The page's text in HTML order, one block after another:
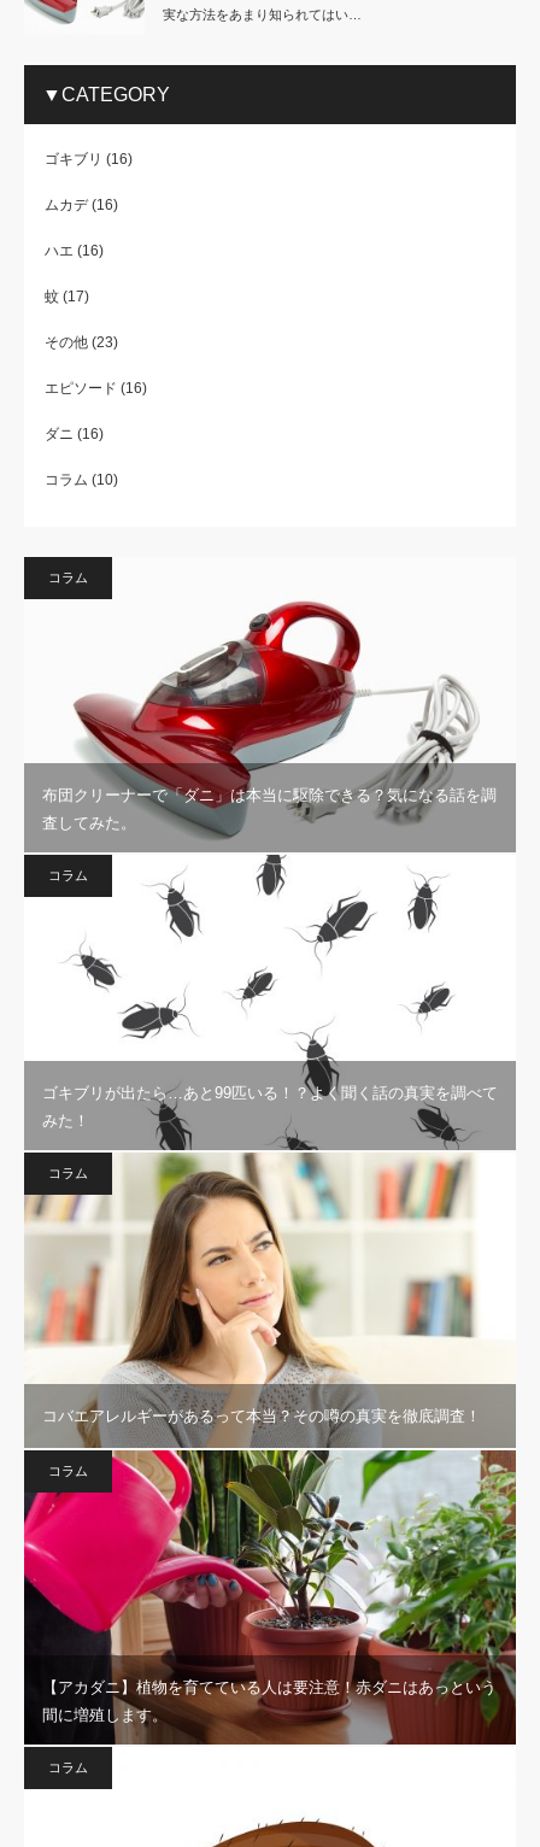
実な方法をあまり知られてはい…
▼CATEGORY
ゴキブリ (16)
ムカデ(16)
ハエ (16)
蚊 (17)
その他 (23)
エピソード (16)
ダニ (16)
コラム (10)
コラム
布団クリーナーで「ダニ」は本当に駆除できる？気になる話を調
査してみた。
コラム
ゴキブリが出たら…あと99匹いる！？よく聞く話の真実を調べて
みた！
コラム
コバエアレルギーがあるって本当？その噂の真実を徹底調査！
コラム
【アカダニ】植物を育てている人は要注意！赤ダニはあっという
間に増殖します。
コラム